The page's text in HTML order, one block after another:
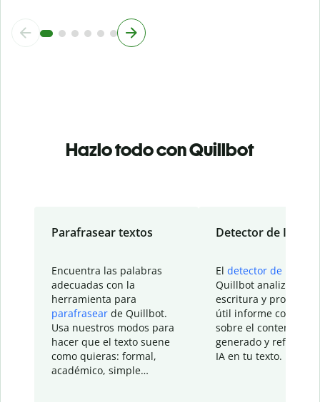
Hazlo todo con Quillbot
Parafrasear textos
Encuentra las palabras
adecuadas con la
herramienta para
parafrasear de Quillbot.
Usa nuestros modos para
hacer que el texto suene
como quieras: formal,
académico, simple…
Detector de IA
El detector de IA
Quillbot analiza tu
escritura y
útil informe con
sobre el contenido
generado y refinado
IA en tu texto.